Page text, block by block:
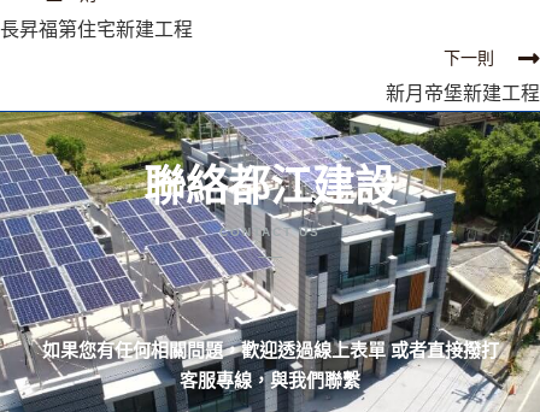
長昇福第住宅新建工程
下一則
新月帝堡新建工程
聯絡都江建設
CONTACT US
如果您有任何相關問題，歡迎透過線上表單 或者直接撥打
客服專線，與我們聯繫